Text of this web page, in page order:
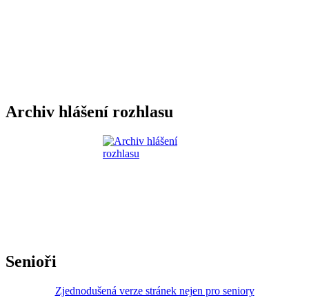
Archiv hlášení rozhlasu
Senioři
Zjednodušená verze stránek nejen pro seniory